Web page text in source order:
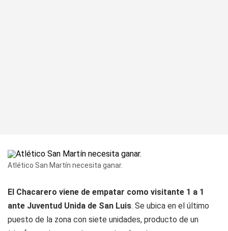
Atlético San Martín necesita ganar.
El Chacarero viene de empatar como visitante 1 a 1
ante Juventud Unida de San Luis. Se ubica en el último
puesto de la zona con siete unidades, producto de un